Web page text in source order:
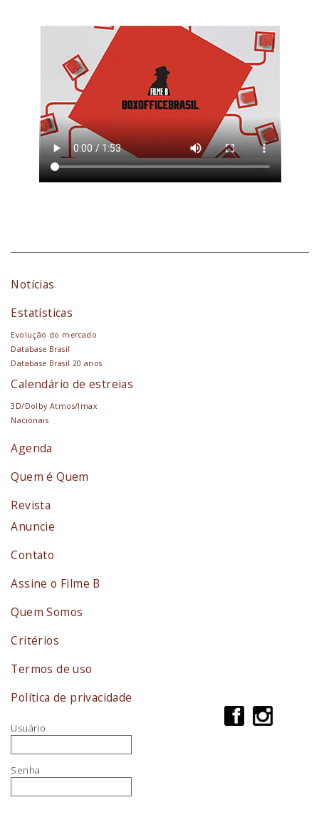
Notícias
Estatísticas
Evolução do mercado
Database Brasil
Database Brasil 20 anos
Calendário de estreias
3D/Dolby Atmos/Imax
Nacionais
Agenda
Quem é Quem
Revista
Anuncie
Contato
Assine o Filme B
Quem Somos
Critérios
Termos de uso
Política de privacidade
Usuário
Senha